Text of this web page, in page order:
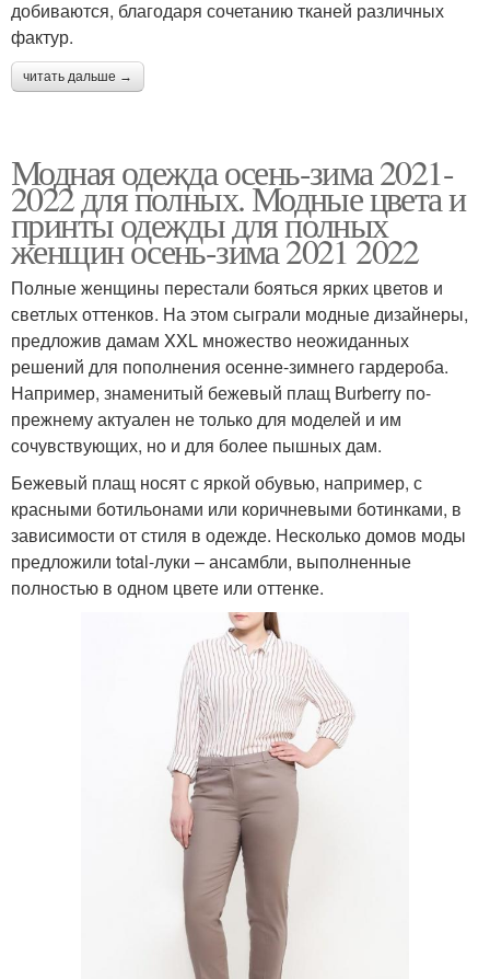
добиваются, благодаря сочетанию тканей различных
фактур.
читать дальше →
Модная одежда осень-зима 2021-
2022 для полных. Модные цвета и
принты одежды для полных
женщин осень-зима 2021 2022
Полные женщины перестали бояться ярких цветов и
светлых оттенков. На этом сыграли модные дизайнеры,
предложив дамам XXL множество неожиданных
решений для пополнения осенне-зимнего гардероба.
Например, знаменитый бежевый плащ Burberry по-
прежнему актуален не только для моделей и им
сочувствующих, но и для более пышных дам.
Бежевый плащ носят с яркой обувью, например, с
красными ботильонами или коричневыми ботинками, в
зависимости от стиля в одежде. Несколько домов моды
предложили total-луки – ансамбли, выполненные
полностью в одном цвете или оттенке.